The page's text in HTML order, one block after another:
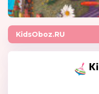
KidsOboz.RU